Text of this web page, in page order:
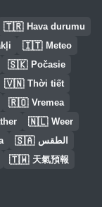
🇹🇷 Hava durumu
🇮🇹 Meteo
🇸🇰 Počasie
🇻🇳 Thời tiết
🇷🇴 Vremea
🇳🇱 Weer
🇸🇦 الطقس
🇹🇼 天氣預報